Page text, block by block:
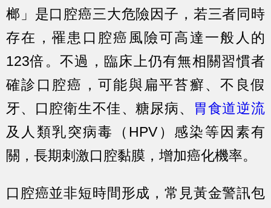
榔」是口腔癌三大危險因子，若三者同時
存在，罹患口腔癌風險可高達一般人的
123倍。不過，臨床上仍有無相關習慣者
確診口腔癌，可能與扁平苔癬、不良假
牙、口腔衛生不佳、糖尿病、
胃食道逆流
及人類乳突病毒（HPV）感染等因素有
關，長期刺激口腔黏膜，增加癌化機率。
口腔癌並非短時間形成，常見黃金警訊包